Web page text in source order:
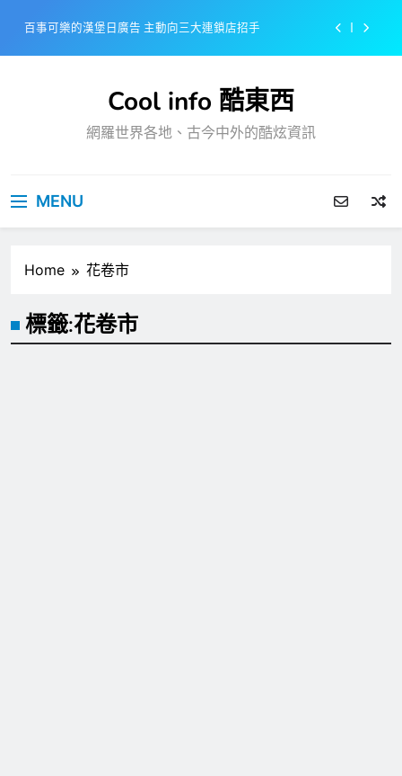
content
百事可樂的漢堡日廣告 主動向三大連鎖店招手
戴著金牌的醬油瓶 市佔率第一的龜甲萬廣告
感動落淚也笑到流淚的斷髮式
Cool info 酷東西
網羅世界各地、古今中外的酷炫資訊
MENU
Home 花卷市
標籤:花卷市